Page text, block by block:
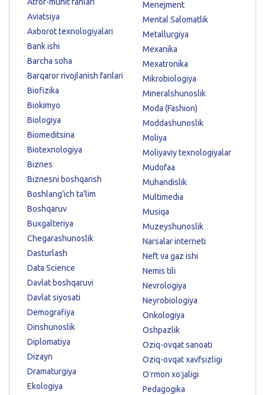
Aviatsiya
Axborot texnologiyalari
Bank ishi
Barcha soha
Barqaror rivojlanish fanlari
Biofizika
Biokimyo
Biologiya
Biomeditsina
Biotexnologiya
Biznes
Biznesni boshqarish
Boshlang'ich ta'lim
Boshqaruv
Buxgalteriya
Chegarashunoslik
Dasturlash
Data Science
Davlat boshqaruvi
Davlat siyosati
Demografiya
Dinshunoslik
Diplomatiya
Dizayn
Dramaturgiya
Ekologiya
Menejment
Mental Salomatlik
Metallurgiya
Mexanika
Mexatronika
Mikrobiologiya
Mineralshunoslik
Moda (Fashion)
Moddashunoslik
Moliya
Moliyaviy texnologiyalar
Mudofaa
Muhandislik
Multimedia
Musiqa
Muzeyshunoslik
Narsalar interneti
Neft va gaz ishi
Nemis tili
Nevrologiya
Neyrobiologiya
Onkologiya
Oshpazlik
Oziq-ovqat sanoati
Oziq-ovqat xavfsizligi
Oʻrmon xoʻjaligi
Pedagogika